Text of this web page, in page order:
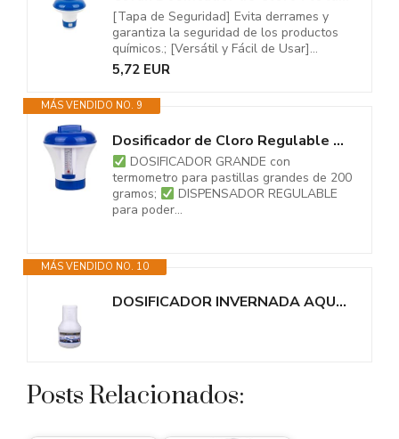
[Tapa de Seguridad] Evita derrames y
garantiza la seguridad de los productos
químicos.; [Versátil y Fácil de Usar]...
5,72 EUR
MÁS VENDIDO NO. 9
Dosificador de Cloro Regulable Grande con termometro para Pastillas de 200...
DOSIFICADOR GRANDE con
termometro para pastillas grandes de 200
gramos;
DISPENSADOR REGULABLE
para poder...
MÁS VENDIDO NO. 10
DOSIFICADOR INVERNADA AQUAPOOL 2 KG - Cloro de Invierno 5 Acciones - Sin...
Posts Relacionados: